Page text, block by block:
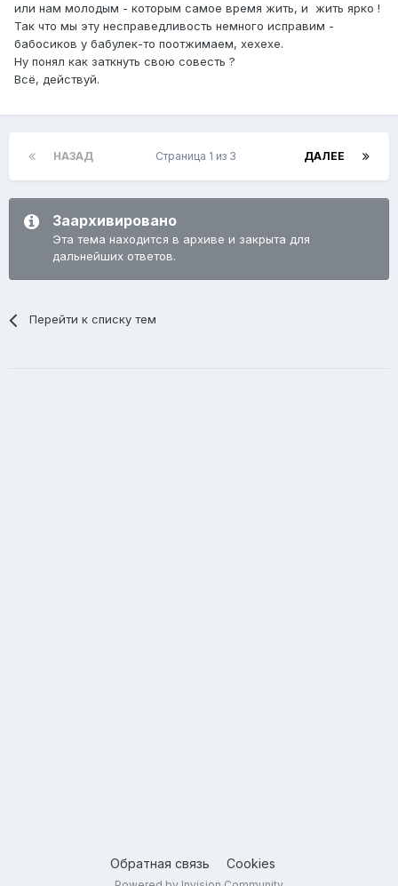
или нам молодым - которым самое время жить, и жить ярко !
Так что мы эту несправедливость немного исправим -
бабосиков у бабулек-то поотжимаем, хехехе.
Ну понял как заткнуть свою совесть ?
Всё, действуй.
НАЗАД ДАЛЕЕ
Страница 1 из 3
Заархивировано
Эта тема находится в архиве и закрыта для
дальнейших ответов.
Перейти к списку тем
Обратная связь Cookies